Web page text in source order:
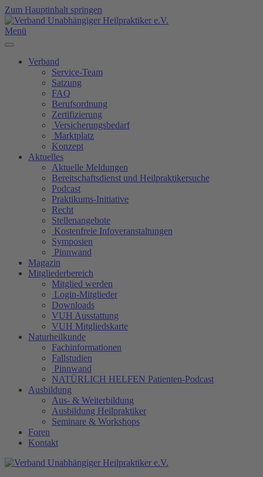
Zum Hauptinhalt springen
Menü
Verband
Service-Team
Satzung
FAQ
Berufsordnung
Zertifizierung
Versicherungsbedarf
Marktplatz
Konzept
Aktuelles
Aktuelle Meldungen
Bereitschaftsdienst und Heilpraktikersuche
Podcast
Praktikums-Initiative
Recht
Stellenangebote
Kostenfreie Infoveranstaltungen
Symposien
Pinnwand
Magazin
Mitgliederbereich
Mitglied werden
Login-Mitglieder
Downloads
VUH Ausstattung
VUH Mitgliedskarte
Naturheilkunde
Fachinformationen
Fallstudien
Pinnwand
NATÜRLICH HELFEN Patienten-Podcast
Ausbildung
Aus- & Weiterbildung
Ausbildung Heilpraktiker
Seminare & Workshops
Foren
Kontakt